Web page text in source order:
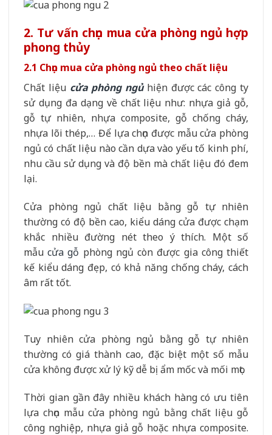
2. Tư vấn chọn mua cửa phòng ngủ hợp
phong thủy
2.1 Chọn mua cửa phòng ngủ theo chất liệu
Chất liệu cửa phòng ngủhiện được các công ty
sử dụng đa dạng về chất liệu như: nhựa giả gỗ,
gỗ tự nhiên, nhựa composite, gỗ chống cháy,
nhựa lõi thép,… Để lựa chọn được mẫu cửa phòng
ngủ có chất liệu nào cần dựa vào yếu tố kinh phí,
nhu cầu sử dụng và độ bền mà chất liệu đó đem
lại.
Cửa phòng ngủ chất liệu bằng gỗ tự nhiên
thường có độ bền cao, kiểu dáng cửa được chạm
khắc nhiều đường nét theo ý thích. Một số
mẫucửa gỗ phòng ngủ còn được gia công thiết
kế kiểu dáng đẹp, có khả năng chống cháy, cách
âm rất tốt.
Tuy nhiên cửa phòng ngủ bằng gỗ tự nhiên
thường có giá thành cao, đặc biệt một số mẫu
cửa không được xử lý kỹ dễ bị ẩm mốc và mối mọt.
Thời gian gần đây nhiều khách hàng có ưu tiên
lựa chọn mẫu cửa phòng ngủ bằng chất liệu gỗ
công nghiệp, nhựa giả gỗ hoặc nhựa composite.